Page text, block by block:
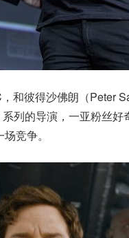
和彼得沙佛朗（Peter
系列的导演，一亚粉丝
竞争。